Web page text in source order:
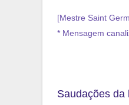
[Mestre Saint
* Mensagem
Saudações da